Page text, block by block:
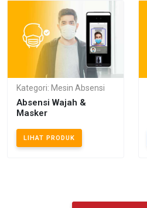
Kategori: Mesin Absensi
Absensi Wajah &
Masker
LIHAT PRODUK